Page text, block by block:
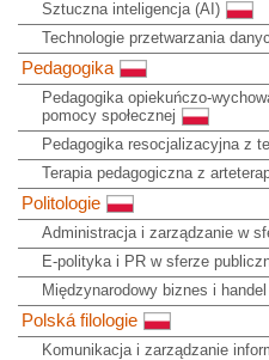
Sztuczna inteligencja (AI)
Technologie przetwarzania
Pedagogika
Pedagogika opiekuńczo-
pomocy społecznej
Pedagogika resocjalizacyjna z
Terapia pedagogiczna z
Politologie
Administracja i zarządzanie w
E-polityka i PR w sferze
Międzynarodowy biznes i handel
Polská filologie
Komunikacja i zarządzanie